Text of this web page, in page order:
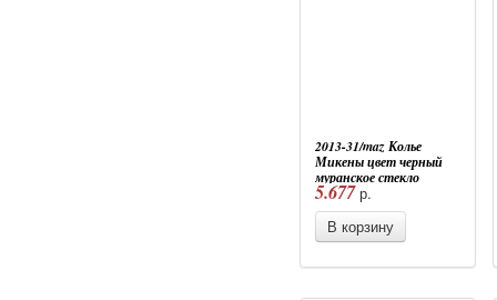
2013-31/maz Колье
Микены цвет черный
муранское стекло
5.677р.
В корзину